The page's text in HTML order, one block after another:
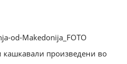
произведени во